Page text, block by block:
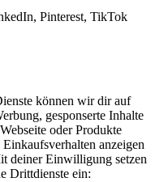
Pinterest, TikTok
können wir dir auf
gesponserte Inhalte
oder Produkte
anzeigen
deiner Einwilligung setzen
Drittdienste ein: